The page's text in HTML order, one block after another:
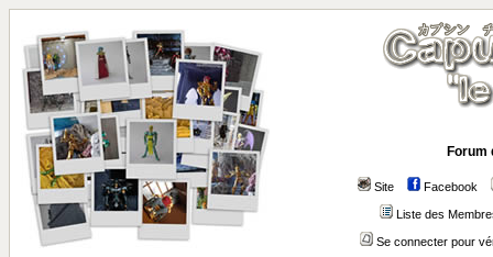
Forum
Site Facebook
Liste des
Se connecter pour